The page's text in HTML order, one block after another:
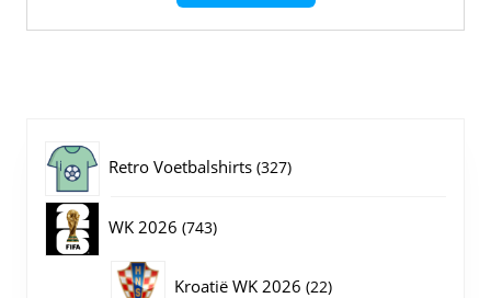
Retro Voetbalshirts 327327
WK 2026 743743
Kroatië WK 2026 2222